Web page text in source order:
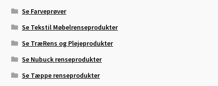
Se Farveprøver
Se Tekstil Møbelrenseprodukter
Se TræRens og Plejeprodukter
Se Nubuck renseprodukter
Se Tæppe renseprodukter